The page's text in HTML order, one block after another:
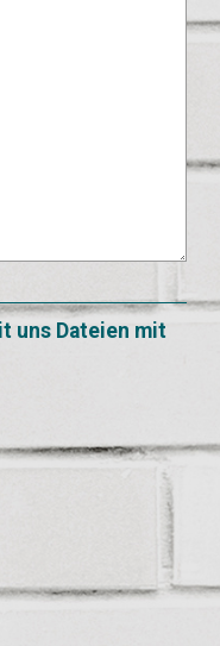
uns Dateien mit